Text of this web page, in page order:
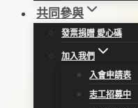
共同參與
發票捐贈 愛心碼
加入我們
入會申請表
志工招募中